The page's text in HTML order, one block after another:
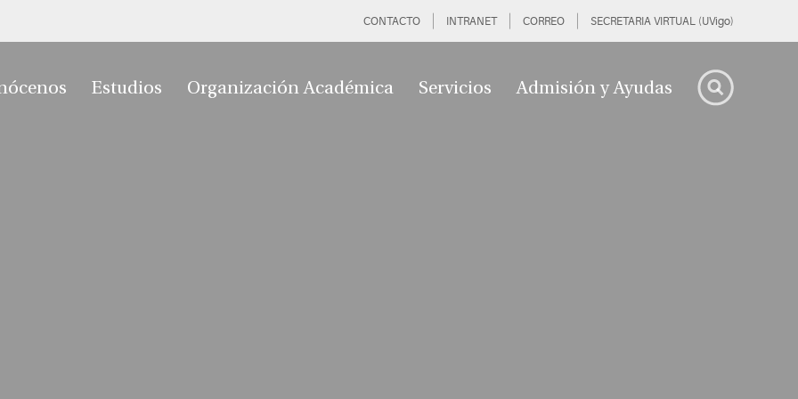
CONTACTO INTRANET CORREO SECRETARIA VIRTUAL (UVigo)
Estudios Organización Académica Servicios Admisión y Ayudas